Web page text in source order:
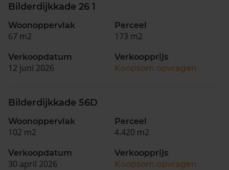
Bilderdijkkade 26 1
Woonoppervlak
67 m2
Perceel
173 m2
Verkoopdatum
12 juni 2026
Verkoopprijs
Koopsom opvragen
Bilderdijkkade 56D
Woonoppervlak
102 m2
Perceel
4.420 m2
Verkoopdatum
30 april 2026
Verkoopprijs
Koopsom opvragen